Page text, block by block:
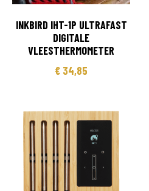
INKBIRD IHT-1P ULTRAFAST
DIGITALE
VLEESTHERMOMETER
€ 34,85